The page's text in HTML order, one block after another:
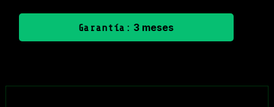
Garantía: 3 meses